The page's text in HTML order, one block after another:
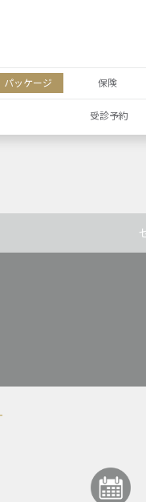
パッケージ 保険
受診予約